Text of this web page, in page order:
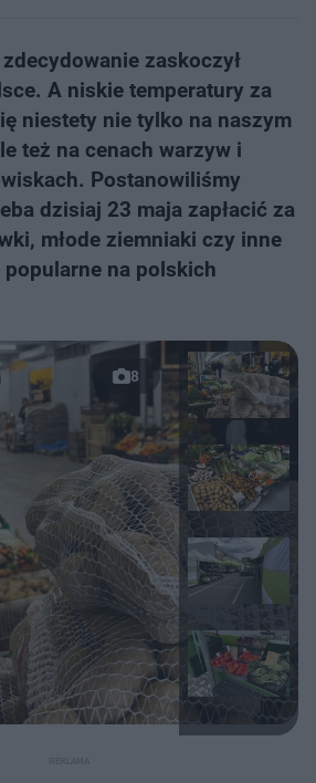
zaskoczył
A niskie temperatury za
niestety nie tylko na naszym
też na cenach warzyw i
Postanowiliśmy
dzisiaj 23 maja zapłacić za
młode ziemniaki czy inne
na polskich
8